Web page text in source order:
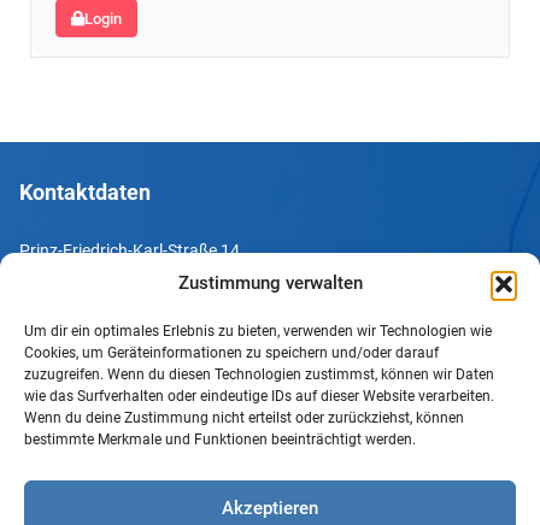
Zustimmung verwalten
Um dir ein optimales Erlebnis zu bieten, verwenden wir Technologien wie
Cookies, um Geräteinformationen zu speichern und/oder darauf
zuzugreifen. Wenn du diesen Technologien zustimmst, können wir Daten
wie das Surfverhalten oder eindeutige IDs auf dieser Website verarbeiten.
Wenn du deine Zustimmung nicht erteilst oder zurückziehst, können
bestimmte Merkmale und Funktionen beeinträchtigt werden.
Akzeptieren
Login
Kontaktdaten
Prinz-Friedrich-Karl-Straße 14
Tel. +49 231 952052-10
Fax +49 231 952052-60
e-Mail info@uv-do.de
Internet www.uv-do.de